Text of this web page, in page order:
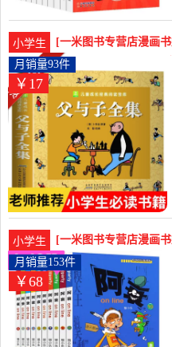
小学生
[一米图书专营店漫画
全集厚本彩月销量93件
￥17
月销量93件
小学生
[一米图书专营店漫画
月销量153件仅售68元
￥68
月销量153件